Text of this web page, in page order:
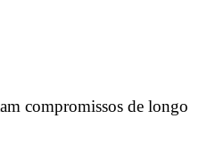
compromissos de longo